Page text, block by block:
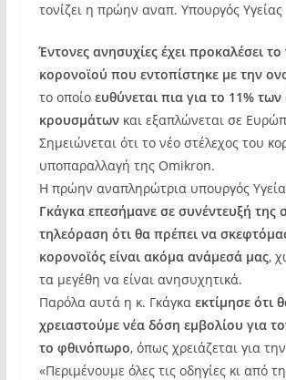
τονίζει η πρώην αναπ. Υπουργός Υγείας
Έντονες ανησυχίες έχει προκαλέσει το
κορονοϊού που εντοπίστηκε με την
το οποίο ευθύνεται πια για το 11%
κρουσμάτωνκαι εξαπλώνεται σε
Σημειώνεται ότι το νέο στέλεχος του
υποπαραλλαγή της Omikron.
Η πρώην αναπληρώτρια υπουργός
Γκάγκα επεσήμανε σε συνέντευξή της
τηλεόραση ότι θα πρέπει να
κορονοϊός είναι ακόμα ανάμεσά μας,
τα μεγέθη να είναι ανησυχητικά.
Παρόλα αυτά η κ. Γκάγκαεκτίμησε ότι
χρειαστούμε νέα δόση εμβολίου για
το φθινόπωρο, όπως χρειάζεται για
«Περιμένουμε όλες τις οδηγίες κι από